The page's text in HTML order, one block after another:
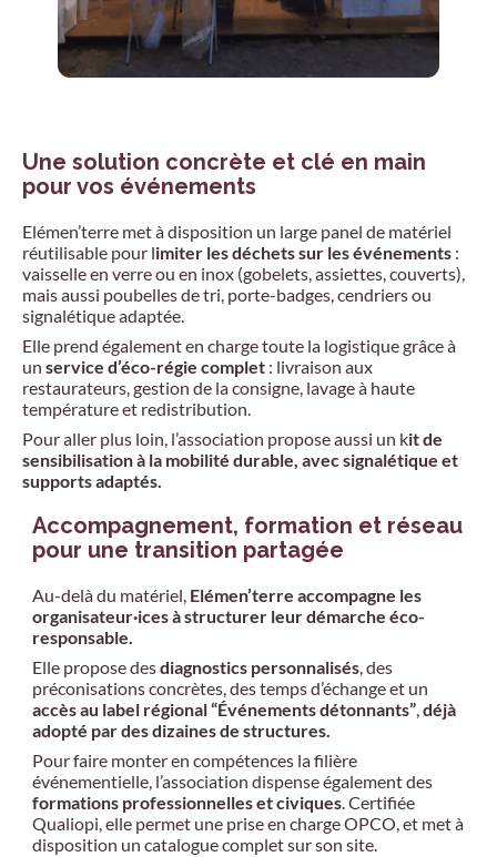
Une solution concrète et clé en main
pour vos événements
Elémen’terre met à disposition un large panel de matériel
réutilisable pour limiter les déchets sur les événements :
vaisselle en verre ou en inox (gobelets, assiettes, couverts),
mais aussi poubelles de tri, porte-badges, cendriers ou
signalétique adaptée.
Elle prend également en charge toute la logistique grâce à
un service d’éco-régie complet : livraison aux
restaurateurs, gestion de la consigne, lavage à haute
température et redistribution.
Pour aller plus loin, l’association propose aussi un kit de
sensibilisation à la mobilité durable, avec signalétique et
supports adaptés.
Accompagnement, formation et réseau
pour une transition partagée
Au-delà du matériel, Elémen’terre accompagne les
organisateur·ices à structurer leur démarche éco-
responsable.
Elle propose desdiagnostics personnalisés, des
préconisations concrètes, des temps d’échange et un
accès au label régional “Événements détonnants”,déjà
adopté par des dizaines de structures.
Pour faire monter en compétences la filière
événementielle, l’association dispense également des
formations professionnelles et civiques. Certifiée
Qualiopi, elle permet une prise en charge OPCO, et met à
disposition un catalogue complet sur son site.